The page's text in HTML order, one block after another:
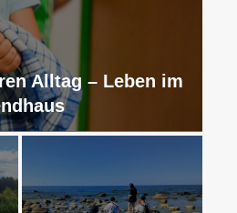
Alltag – Leben im